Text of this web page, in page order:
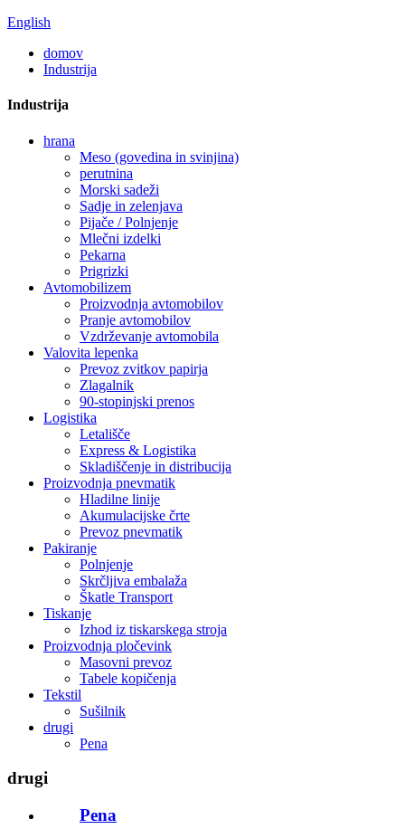
English
domov
Industrija
Industrija
hrana
Meso (govedina in svinjina)
perutnina
Morski sadeži
Sadje in zelenjava
Pijače / Polnjenje
Mlečni izdelki
Pekarna
Prigrizki
Avtomobilizem
Proizvodnja avtomobilov
Pranje avtomobilov
Vzdrževanje avtomobila
Valovita lepenka
Prevoz zvitkov papirja
Zlagalnik
90-stopinjski prenos
Logistika
Letališče
Express & Logistika
Skladiščenje in distribucija
Proizvodnja pnevmatik
Hladilne linije
Akumulacijske črte
Prevoz pnevmatik
Pakiranje
Polnjenje
Skrčljiva embalaža
Škatle Transport
Tiskanje
Izhod iz tiskarskega stroja
Proizvodnja pločevink
Masovni prevoz
Tabele kopičenja
Tekstil
Sušilnik
drugi
Pena
drugi
Pena